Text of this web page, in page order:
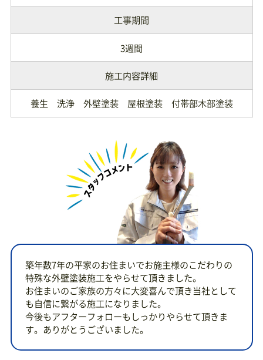
工事期間
3週間
施工内容詳細
養生 洗浄 外壁塗装 屋根塗装 付帯部木部塗装
築年数7年の平家のお住まいでお施主様のこだわりの
特殊な外壁塗装施工をやらせて頂きました。
お住まいのご家族の方々に大変喜んで頂き当社として
も自信に繋がる施工になりました。
今後もアフターフォローもしっかりやらせて頂きま
す。ありがとうございました。